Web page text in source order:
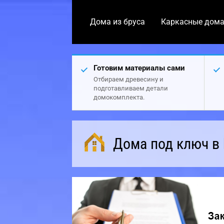
Дома из бруса Каркасные дома
Готовим материалы сами
Отбираем древесину и
подготавливаем детали
домокомплекта.
Дома под ключ в